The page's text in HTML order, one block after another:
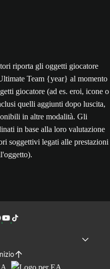
riporta gli oggetti giocatore
Team {year} al momento
giocatore (ad es. eroi, icone o
quelli aggiunti dopo luscita,
in altre modalità. Gli
in base alla loro valutazione
soggettivi legati alle prestazioni